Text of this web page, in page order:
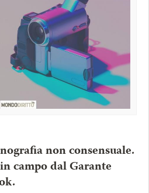
non consensuale.
campo dal Garante